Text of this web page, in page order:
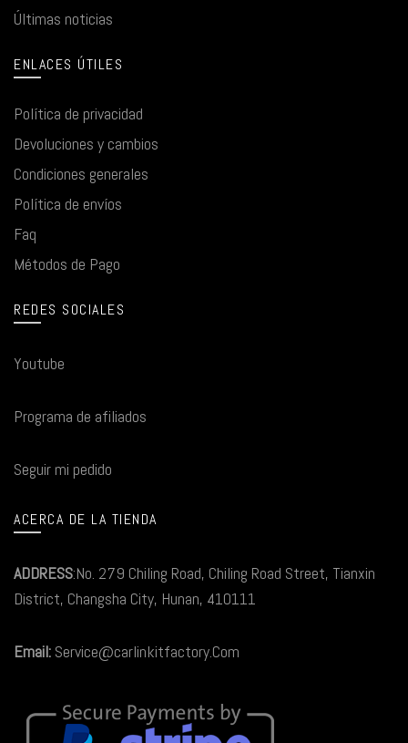
Últimas noticias
ENLACES ÚTILES
Política de privacidad
Devoluciones y cambios
Condiciones generales
Política de envíos
Faq
Métodos de Pago
REDES SOCIALES
Youtube
Programa de afiliados
Seguir mi pedido
ACERCA DE LA TIENDA
ADDRESS:No. 279 Chiling Road, Chiling Road Street, Tianxin
District, Changsha City, Hunan, 410111
Email: Service@carlinkitfactory.Com